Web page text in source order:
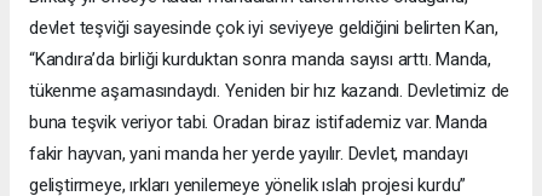
devlet teşviği sayesinde çok iyi seviyeye geldiğini belirten Kan,
“Kandıra’da birliği kurduktan sonra manda sayısı arttı. Manda,
tükenme aşamasındaydı. Yeniden bir hız kazandı. Devletimiz de
buna teşvik veriyor tabi. Oradan biraz istifademiz var. Manda
fakir hayvan, yani manda her yerde yayılır. Devlet, mandayı
geliştirmeye, ırkları yenilemeye yönelik ıslah projesi kurdu”